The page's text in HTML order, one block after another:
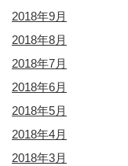
2018年9月
2018年8月
2018年7月
2018年6月
2018年5月
2018年4月
2018年3月